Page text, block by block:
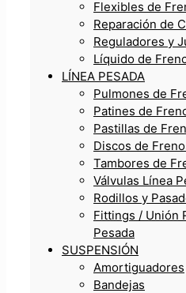
Flexibles de
Reparación de
Reguladores y
Líquido de
LÍNEA PESADA
Pulmones de
Patines de
Pastillas de
Discos de
Tambores de
Válvulas Línea
Rodillos y
Fittings / Unión
Pesada
SUSPENSIÓN
Amortiguadores
Bandejas